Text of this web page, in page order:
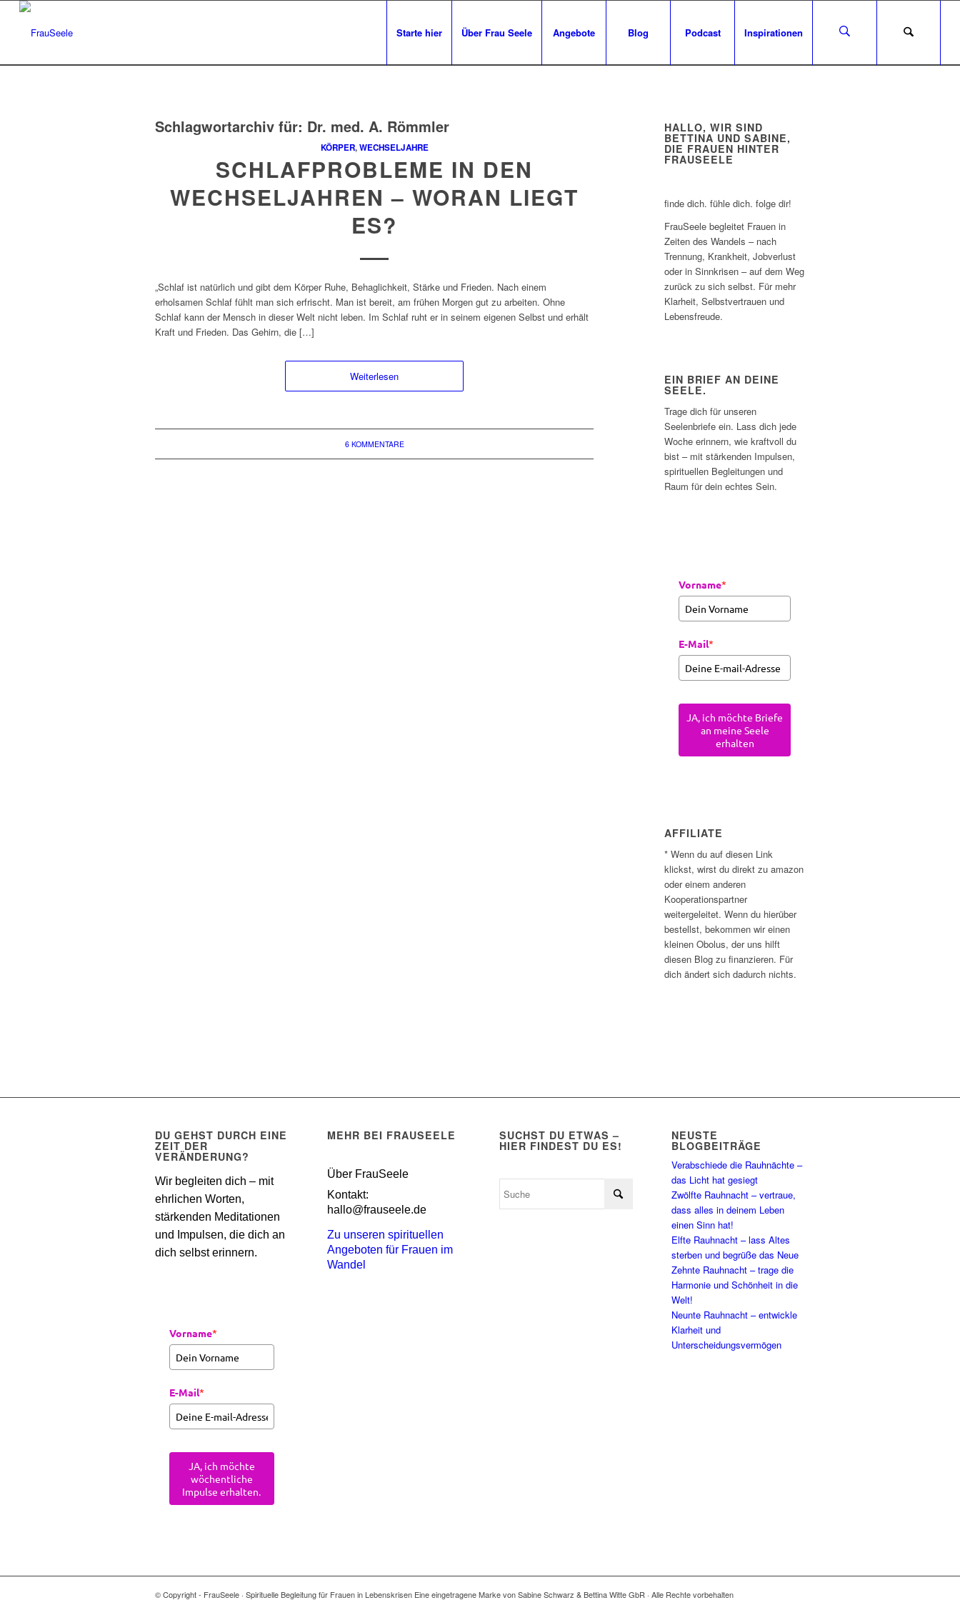
Starte hier Über Frau Seele Angebote Blog Podcast Inspirationen
Schlagwortarchiv für: Dr. med. A. Römmler
KÖRPER,WECHSELJAHRE
SCHLAFPROBLEME IN DEN
WECHSELJAHREN – WORAN LIEGT
ES?
„Schlaf ist natürlich und gibt dem Körper Ruhe, Behaglichkeit, Stärke und Frieden. Nach einem
erholsamen Schlaf fühlt man sich erfrischt. Man ist bereit, am frühen Morgen gut zu arbeiten. Ohne
Schlaf kann der Mensch in dieser Welt nicht leben. Im Schlaf ruht er in seinem eigenen Selbst und erhält
Kraft und Frieden. Das Gehirn, die […]
Weiterlesen
6 KOMMENTARE
HALLO, WIR SIND
BETTINA UND SABINE,
DIE FRAUEN HINTER
FRAUSEELE
finde dich. fühle dich. folge dir!
FrauSeele begleitet Frauen in
Zeiten des Wandels – nach
Trennung, Krankheit, Jobverlust
oder in Sinnkrisen – auf dem Weg
zurück zu sich selbst. Für mehr
Klarheit, Selbstvertrauen und
Lebensfreude.
EIN BRIEF AN DEINE
SEELE.
Trage dich für unseren
Seelenbriefe ein. Lass dich jede
Woche erinnern, wie kraftvoll du
bist – mit stärkenden Impulsen,
spirituellen Begleitungen und
Raum für dein echtes Sein.
Vorname*
E-Mail*
JA, ich möchte Briefe
an meine Seele
erhalten
AFFILIATE
* Wenn du auf diesen Link
klickst, wirst du direkt zu amazon
oder einem anderen
Kooperationspartner
weitergeleitet. Wenn du hierüber
bestellst, bekommen wir einen
kleinen Obolus, der uns hilft
diesen Blog zu finanzieren. Für
dich ändert sich dadurch nichts.
DU GEHST DURCH EINE
ZEIT DER
VERÄNDERUNG?
Wir begleiten dich – mit
ehrlichen Worten,
stärkenden Meditationen
und Impulsen, die dich an
dich selbst erinnern.
Vorname*
E-Mail*
JA, ich möchte
wöchentliche
Impulse erhalten.
MEHR BEI FRAUSEELE
Über FrauSeele
Kontakt:
hallo@frauseele.de
Zu unseren spirituellen
Angeboten für Frauen im
Wandel
SUCHST DU ETWAS –
HIER FINDEST DU ES!
NEUSTE
BLOGBEITRÄGE
Verabschiede die Rauhnächte –
das Licht hat gesiegt
Zwölfte Rauhnacht – vertraue,
dass alles in deinem Leben
einen Sinn hat!
Elfte Rauhnacht – lass Altes
sterben und begrüße das Neue
Zehnte Rauhnacht – trage die
Harmonie und Schönheit in die
Welt!
Neunte Rauhnacht – entwickle
Klarheit und
Unterscheidungsvermögen
© Copyright - FrauSeele · Spirituelle Begleitung für Frauen in Lebenskrisen Eine eingetragene Marke von Sabine Schwarz & Bettina Witte GbR · Alle Rechte vorbehalten